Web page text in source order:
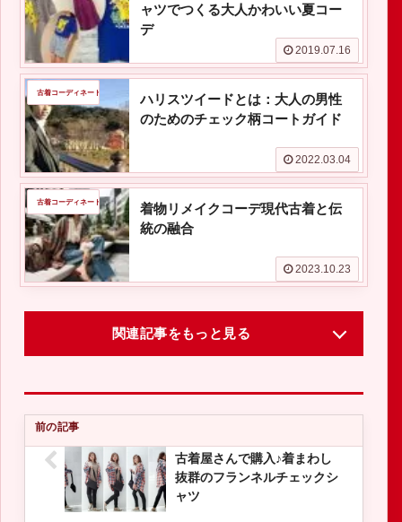
ャツでつくる大人かわいい夏コー
デ
2019.07.16
古着コーディネート
ハリスツイードとは：大人の男性
のためのチェック柄コートガイド
2022.03.04
古着コーディネート
着物リメイクコーデ現代古着と伝
統の融合
2023.10.23
関連記事をもっと見る
古着屋さんで購入♪着まわし
抜群のフランネルチェックシ
ャツ